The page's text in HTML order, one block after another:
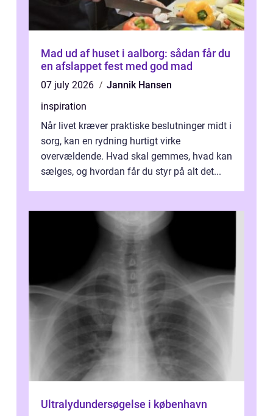
Mad ud af huset i aalborg: sådan får du
en afslappet fest med god mad
07 july 2026
Jannik Hansen
inspiration
Når livet kræver praktiske beslutninger midt i
sorg, kan en rydning hurtigt virke
overvældende. Hvad skal gemmes, hvad kan
sælges, og hvordan får du styr på alt det...
Ultralydundersøgelse i københavn